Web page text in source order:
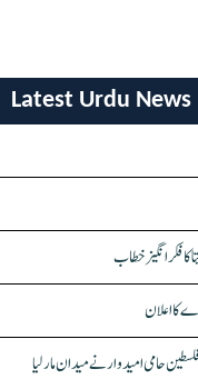
Latest Urdu News
کا فکر انگیز خطاب
کا اعلان
حامی امیدوار نے میدان مار لیا